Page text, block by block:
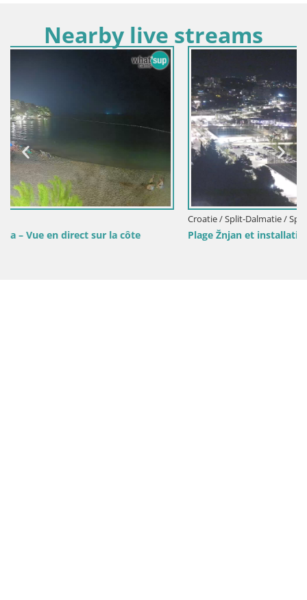
Nearby live streams
Plage Žnjan et installations sportives – Split